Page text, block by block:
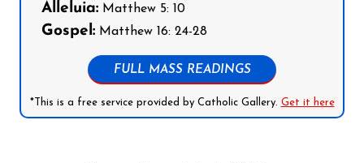
Alleluia: Matthew 5: 10
Gospel: Matthew 16: 24-28
FULL MASS READINGS
*This is a free service provided by Catholic Gallery. Get it here